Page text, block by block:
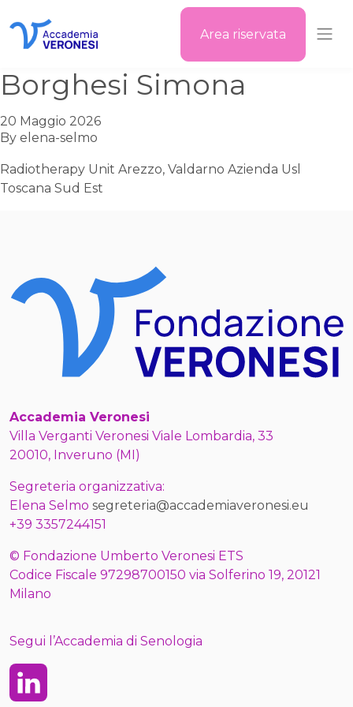
Area riservata
Borghesi Simona
20 Maggio 2026
By elena-selmo
Radiotherapy Unit Arezzo, Valdarno Azienda Usl
Toscana Sud Est
Accademia Veronesi
Villa Verganti Veronesi Viale Lombardia, 33
20010, Inveruno (MI)
Segreteria organizzativa:
Elena Selmo segreteria@accademiaveronesi.eu
+39 3357244151
© Fondazione Umberto Veronesi ETS
Codice Fiscale 97298700150 via Solferino 19, 20121
Milano
Segui l’Accademia di Senologia
Linkedin